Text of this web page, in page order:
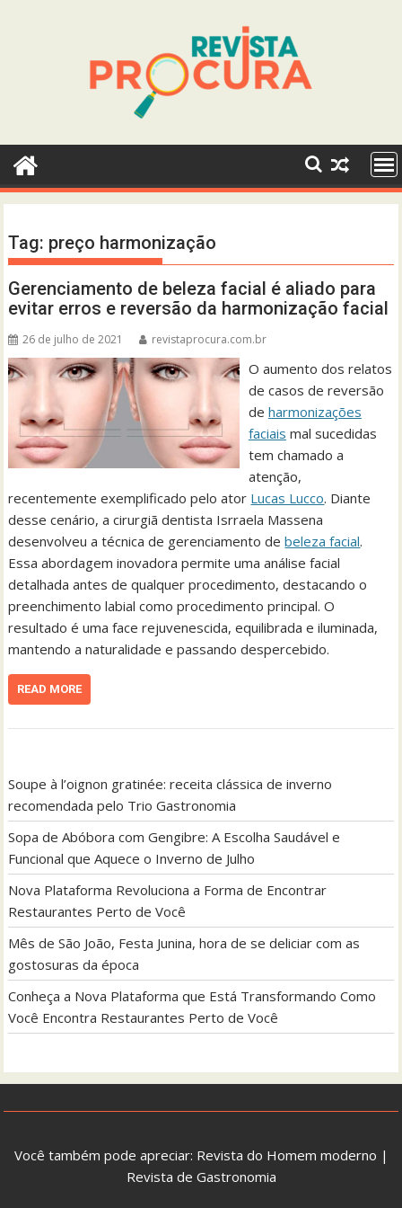
Tag: preço harmonização
Gerenciamento de beleza facial é aliado para
evitar erros e reversão da harmonização facial
26 de julho de 2021 revistaprocura.com.br
O aumento dos relatos
de casos de reversão
de harmonizações
faciais mal sucedidas
tem chamado a
atenção,
recentemente exemplificado pelo ator Lucas Lucco. Diante
desse cenário, a cirurgiã dentista Isrraela Massena
desenvolveu a técnica de gerenciamento debeleza facial.
Essa abordagem inovadora permite uma análise facial
detalhada antes de qualquer procedimento, destacando o
preenchimento labial como procedimento principal. O
resultado é uma face rejuvenescida, equilibrada e iluminada,
mantendo a naturalidade e passando despercebido.
READ MORE
Soupe à l’oignon gratinée: receita clássica de inverno
recomendada pelo Trio Gastronomia
Sopa de Abóbora com Gengibre: A Escolha Saudável e
Funcional que Aquece o Inverno de Julho
Nova Plataforma Revoluciona a Forma de Encontrar
Restaurantes Perto de Você
Mês de São João, Festa Junina, hora de se deliciar com as
gostosuras da época
Conheça a Nova Plataforma que Está Transformando Como
Você Encontra Restaurantes Perto de Você
Você também pode apreciar: Revista do Homem moderno |
Revista de Gastronomia